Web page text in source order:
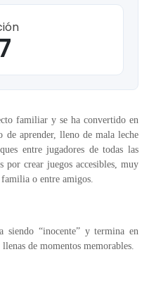
familiar y se ha convertido en
aprender, lleno de mala leche
entre jugadores de todas las
por crear juegos accesibles, muy
o entre amigos.
siendo “inocente” y termina en
de momentos memorables.